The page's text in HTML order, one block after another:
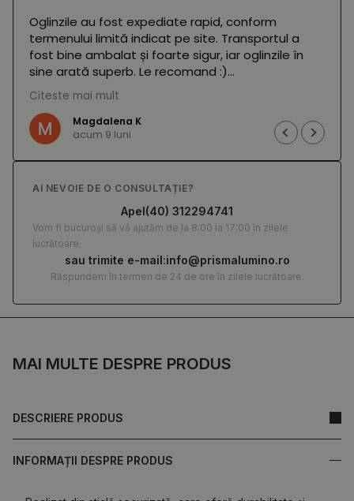
MAI MULTE DESPRE PRODUS
DESCRIERE PRODUS
INFORMAȚII DESPRE PRODUS
Oglinzile au fost expediate rapid, conform
termenului limită indicat pe site. Transportul a
fost bine ambalat și foarte sigur, iar oglinzile în
sine arată superb. Le recomand :)
(Tradus de Google,
Citeste mai mult
Magdalena K
acum 9 luni
AI NEVOIE DE O CONSULTAȚIE?
Apel(40) 312294741
Vom fi bucuroși să vă ajutăm de la 8:00 la 17:00 în zilele
lucrătoare.
sau trimite e-mail:info@prismalumino.ro
Răspundem în termen de 24 de ore în zilele lucrătoare.